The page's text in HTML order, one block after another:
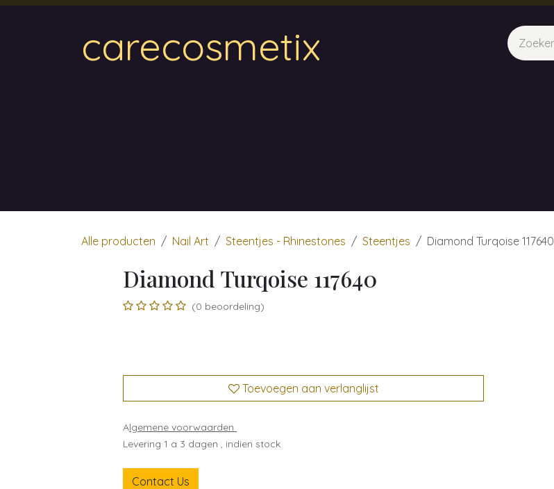
carecosmetix
Alle producten Nail Art Steentjes - Rhinestones Steentjes Diamond Turqoise 117640
Diamond Turqoise 117640
(0 beoordeling)
Toevoegen aan verlanglijst
Algemene voorwaarden
Levering 1 a 3 dagen , indien stock
Contact Us